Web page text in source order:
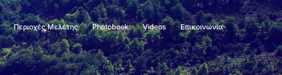
Περιοχές Μελέτης Photobook Videos Επικοινωνία